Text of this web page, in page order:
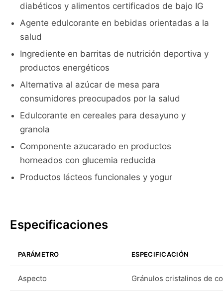
diabéticos y alimentos certificados de bajo IG
Agente edulcorante en bebidas orientadas a la
salud
Ingrediente en barritas de nutrición deportiva y
productos energéticos
Alternativa al azúcar de mesa para
consumidores preocupados por la salud
Edulcorante en cereales para desayuno y
granola
Componente azucarado en productos
horneados con glucemia reducida
Productos lácteos funcionales y yogur
Especificaciones
PARÁMETRO ESPECIFICACIÓN
Aspecto Gránulos cristalinos de